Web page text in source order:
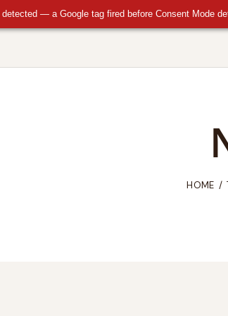
— a Google tag fired before Consent Mode
HOME